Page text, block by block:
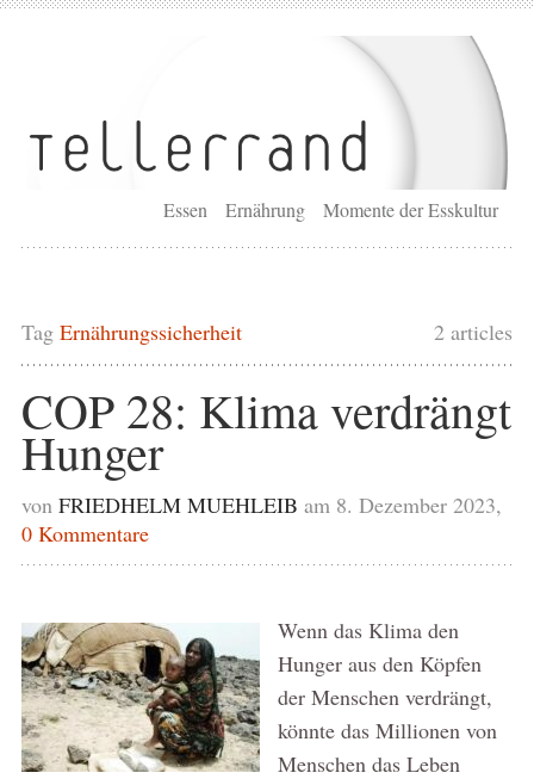
Essen Ernährung Momente der Esskultur
2 articles
Tag Ernährungssicherheit
COP 28: Klima verdrängt
Hunger
von FRIEDHELM MUEHLEIB am 8. Dezember 2023,
0 Kommentare
Wenn das Klima den
Hunger aus den Köpfen
der Menschen verdrängt,
könnte das Millionen von
Menschen das Leben